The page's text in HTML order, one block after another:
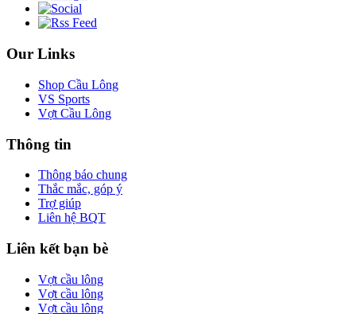
Our Links
Shop Cầu Lông
VS Sports
Vợt Cầu Lông
Thông tin
Thông báo chung
Thắc mắc, góp ý
Trợ giúp
Liên hệ BQT
Liên kết bạn bè
Vợt cầu lông
Vợt cầu lông
Vợt cầu lông